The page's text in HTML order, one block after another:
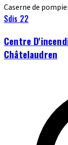
Caserne de
Sdis 22
Centre
Châtelaudren